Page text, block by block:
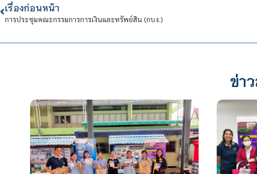
เรื่องก่อนหน้า
การประชุมคณะกรรมการการเงินและทรัพย์สิน (กบง.)
ข่า